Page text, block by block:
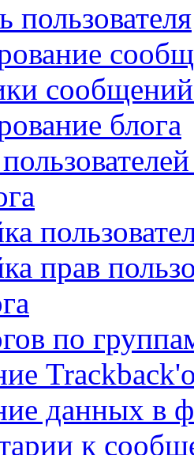
пользователя
блога
прав
по
данных в
к